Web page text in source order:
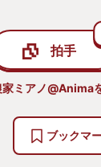
ところは説
験を通して
てうれしい
じちゃんの
ったです。
えますが大
拍手
家ミアノ@Anima
ブックマ